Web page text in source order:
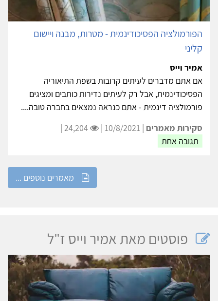
הפורמולציה הפסיכודינמית - מטרות, מבנה ויישום
קליני
אמיר וייס
אם אתם מדברים לעיתים קרובות בשפת התיאוריה
הפסיכודינמית, אבל רק לעיתים נדירות כותבים ומציגים
פורמולציה דינמית - אתם כנראה נמצאים בחברה טובה....
סקירות מאמרים | 10/8/2021 |
תגובה אחת
מאמרים נוספים ...
פוסטים מאת אמיר וייס ז"ל